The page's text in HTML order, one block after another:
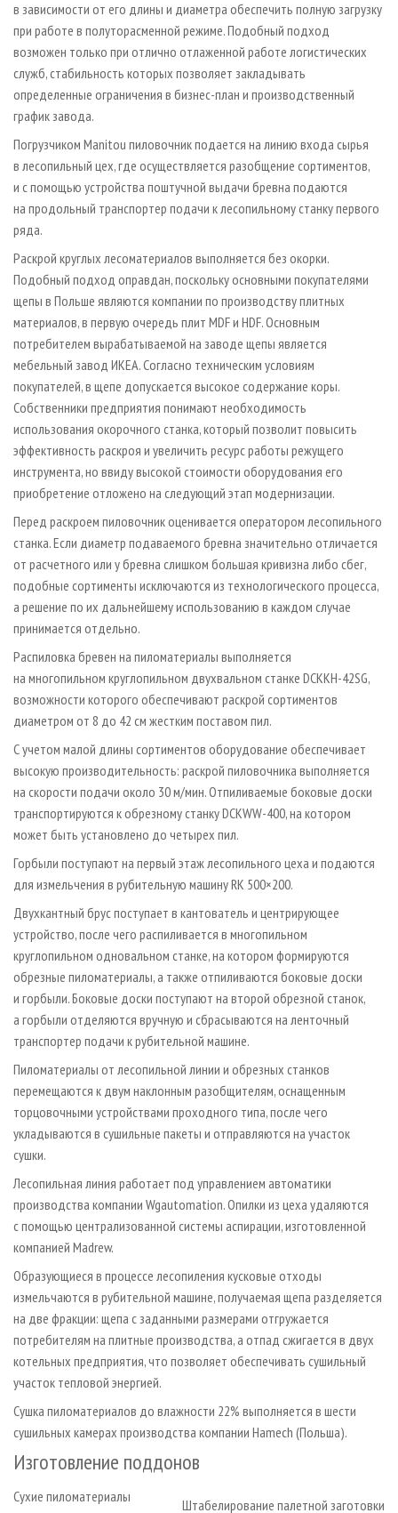
в зависимости от его длины и диаметра обеспечить полную загрузку
при работе в полуторасменной режиме. Подобный подход
возможен только при отлично отлаженной работе логистических
служб, стабильность которых позволяет закладывать
определенные ограничения в бизнес-план и производственный
график завода.
Погрузчиком Manitou пиловочник подается на линию входа сырья
в лесопильный цех, где осуществляется разобщение сортиментов,
и с помощью устройства поштучной выдачи бревна подаются
на продольный транспортер подачи к лесопильному станку первого
ряда.
Раскрой круглых лесоматериалов выполняется без окорки.
Подобный подход оправдан, поскольку основными покупателями
щепы в Польше являются компании по производству плитных
материалов, в первую очередь плит MDF и HDF. Основным
потребителем вырабатываемой на заводе щепы является
мебельный завод ИКЕА. Согласно техническим условиям
покупателей, в щепе допускается высокое содержание коры.
Собственники предприятия понимают необходимость
использования окорочного станка, который позволит повысить
эффективность раскроя и увеличить ресурс работы режущего
инструмента, но ввиду высокой стоимости оборудования его
приобретение отложено на следующий этап модернизации.
Перед раскроем пиловочник оценивается оператором лесопильного
станка. Если диаметр подаваемого бревна значительно отличается
от расчетного или у бревна слишком большая кривизна либо сбег,
подобные сортименты исключаются из технологического процесса,
а решение по их дальнейшему использованию в каждом случае
принимается отдельно.
Распиловка бревен на пиломатериалы выполняется
на многопильном круглопильном двухвальном станке DCKKH-42SG,
возможности которого обеспечивают раскрой сортиментов
диаметром от 8 до 42 см жестким поставом пил.
С учетом малой длины сортиментов оборудование обеспечивает
высокую производительность: раскрой пиловочника выполняется
на скорости подачи около 30 м/мин. Отпиливаемые боковые доски
транспортируются к обрезному станку DCKWW-400, на котором
может быть установлено до четырех пил.
Горбыли поступают на первый этаж лесопильного цеха и подаются
для измельчения в рубительную машину RK 500×200.
Двухкантный брус поступает в кантователь и центрирующее
устройство, после чего распиливается в многопильном
круглопильном одновальном станке, на котором формируются
обрезные пиломатериалы, а также отпиливаются боковые доски
и горбыли. Боковые доски поступают на второй обрезной станок,
а горбыли отделяются вручную и сбрасываются на ленточный
транспортер подачи к рубительной машине.
Пиломатериалы от лесопильной линии и обрезных станков
перемещаются к двум наклонным разобщителям, оснащенным
торцовочными устройствами проходного типа, после чего
укладываются в сушильные пакеты и отправляются на участок
сушки.
Лесопильная линия работает под управлением автоматики
производства компании Wgautomation. Опилки из цеха удаляются
с помощью централизованной системы аспирации, изготовленной
компанией Madrew.
Образующиеся в процессе лесопиления кусковые отходы
измельчаются в рубительной машине, получаемая щепа разделяется
на две фракции: щепа с заданными размерами отгружается
потребителям на плитные производства, а отпад сжигается в двух
котельных предприятия, что позволяет обеспечивать сушильный
участок тепловой энергией.
Сушка пиломатериалов до влажности 22% выполняется в шести
сушильных камерах производства компании Hamech (Польша).
Изготовление поддонов
Штабелирование палетной заготовки
Сухие пиломатериалы